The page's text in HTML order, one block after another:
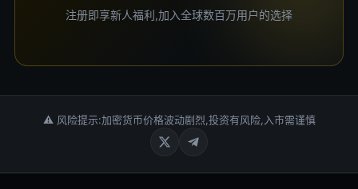
注册即享新人福利,加入全球数百万用户的选择
⚠ 风险提示:加密货币价格波动剧烈,投资有风险,入市需谨慎